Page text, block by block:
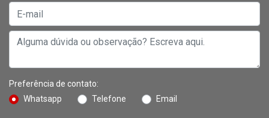
Preferência de contato:
Whatsapp
Telefone Email